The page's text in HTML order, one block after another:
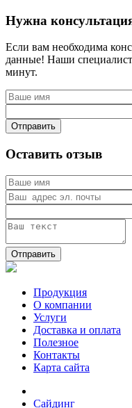
Нужна
Если вам необходима
данные! Наши
минут.
Отправить
Оставить отзыв
Отправить
Продукция
О компании
Услуги
Доставка и оплата
Полезное
Контакты
Карта сайта
Сайдинг